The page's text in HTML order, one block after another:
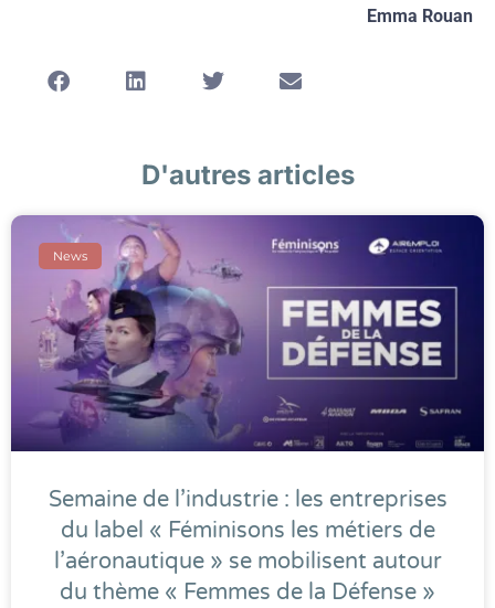
Emma Rouan
D'autres articles
News
Semaine de l’industrie : les entreprises
du label « Féminisons les métiers de
l’aéronautique » se mobilisent autour
du thème « Femmes de la Défense »